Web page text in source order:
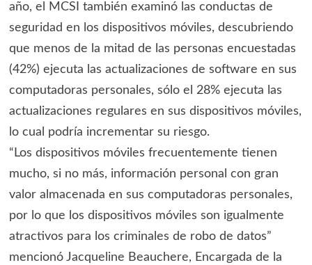
año, el MCSI también examinó las conductas de
seguridad en los dispositivos móviles, descubriendo
que menos de la mitad de las personas encuestadas
(42%) ejecuta las actualizaciones de software en sus
computadoras personales, sólo el 28% ejecuta las
actualizaciones regulares en sus dispositivos móviles,
lo cual podría incrementar su riesgo.
“Los dispositivos móviles frecuentemente tienen
mucho, si no más, información personal con gran
valor almacenada en sus computadoras personales,
por lo que los dispositivos móviles son igualmente
atractivos para los criminales de robo de datos”
mencionó Jacqueline Beauchere, Encargada de la